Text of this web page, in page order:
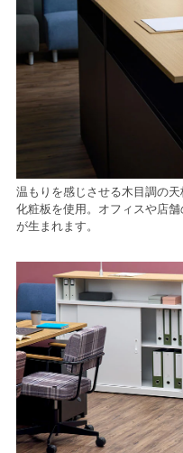
温もりを感じさせる木目調の
化粧板を使用。オフィスや店
が生まれます。